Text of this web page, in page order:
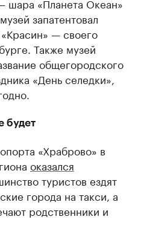
запатентовал
— своего
Также музей
общегородского
«День селедки»,
будет
«Храброво» в
оказался
туристов ездят
города на такси, а
родственники и